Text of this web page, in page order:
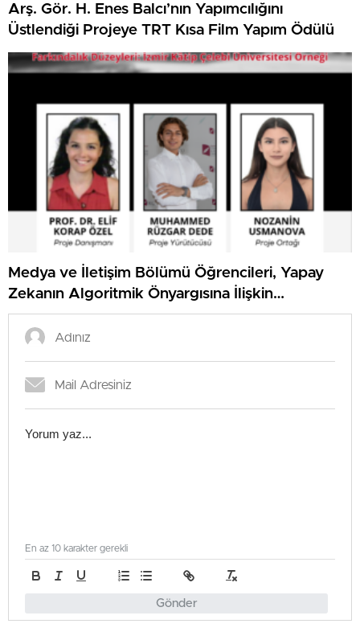
Arş. Gör. H. Enes Balcı’nın Yapımcılığını
Üstlendiği Projeye TRT Kısa Film Yapım Ödülü
Medya ve İletişim Bölümü Öğrencileri, Yapay
Zekanın Algoritmik Önyargısına İlişkin
Farkındalık Düzeylerini Araştıracak
Gönder
En az 10 karakter gerekli